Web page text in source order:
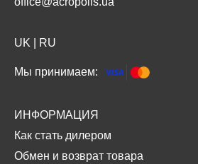
UK RU
Мы принимаем:
ИНФОРМАЦИЯ
Как стать дилером
Обмен и возврат товара